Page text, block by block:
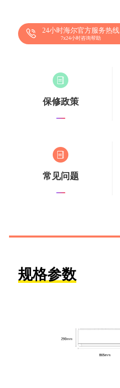
24小时海尔官方服务热线
7x24小时咨询帮助
保修政策
常见问题
规格参数